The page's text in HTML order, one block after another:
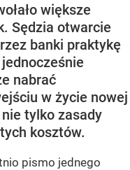
większe
Sędzia otwarcie
banki praktykę
nabrać
w życie nowej
tylko zasady
kosztów.
pismo jednego